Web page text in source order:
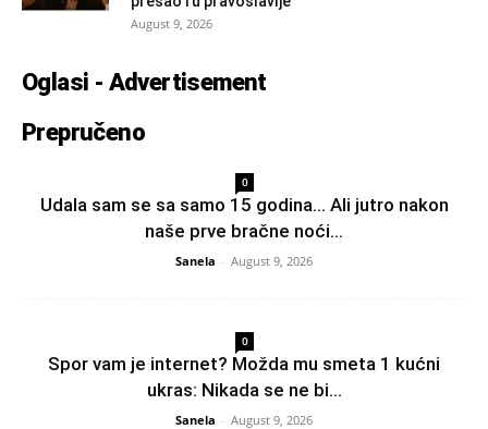
August 9, 2026
Oglasi - Advertisement
Prepručeno
0
Udala sam se sa samo 15 godina… Ali jutro nakon
naše prve bračne noći...
Sanela - August 9, 2026
0
Spor vam je internet? Možda mu smeta 1 kućni
ukras: Nikada se ne bi...
Sanela - August 9, 2026